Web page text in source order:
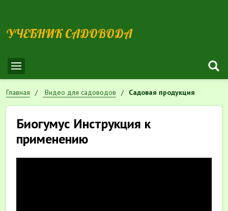
УЧЕБНИК САДОВОДА
Главная Видео для садоводов Садовая продукция
Биогумус Инструкция к
применению